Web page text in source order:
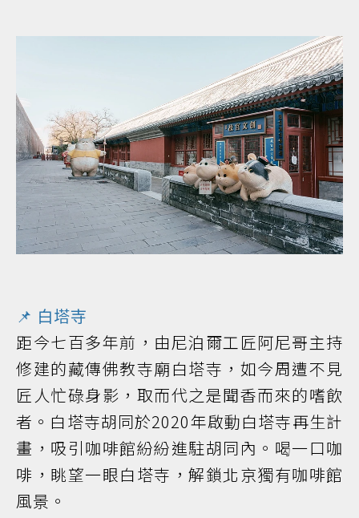
📌 白塔寺
距今七百多年前，由尼泊爾工匠阿尼哥主持
修建的藏傳佛教寺廟白塔寺，如今周遭不見
匠人忙碌身影，取而代之是聞香而來的嗜飲
者。白塔寺胡同於2020年啟動白塔寺再生計
畫，吸引咖啡館紛紛進駐胡同內。喝一口咖
啡，眺望一眼白塔寺，解鎖北京獨有咖啡館
風景。